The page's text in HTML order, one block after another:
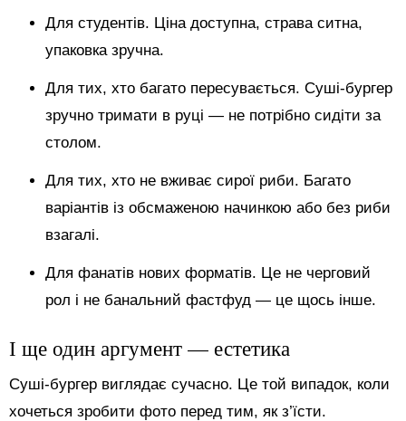
Для студентів. Ціна доступна, страва ситна,
упаковка зручна.
Для тих, хто багато пересувається. Суші-бургер
зручно тримати в руці — не потрібно сидіти за
столом.
Для тих, хто не вживає сирої риби. Багато
варіантів із обсмаженою начинкою або без риби
взагалі.
Для фанатів нових форматів. Це не черговий
рол і не банальний фастфуд — це щось інше.
І ще один аргумент — естетика
Суші-бургер виглядає сучасно. Це той випадок, коли
хочеться зробити фото перед тим, як з’їсти.